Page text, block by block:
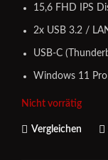
15,6 FHD IPS
2x USB 3.2 /
USB-C
Windows 11 Pro
Nicht vorrätig
Vergleichen